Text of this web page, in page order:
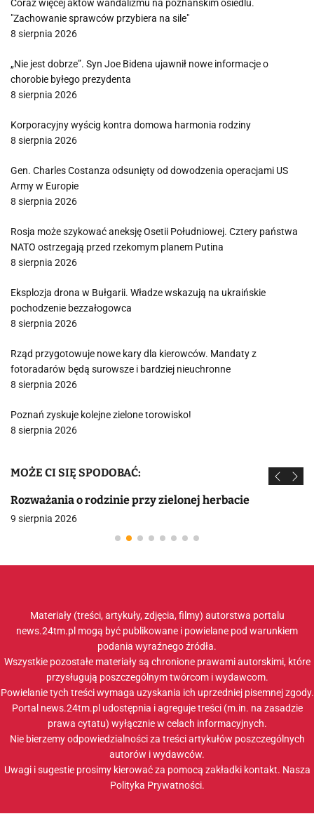
Coraz więcej aktów wandalizmu na poznańskim osiedlu.
"Zachowanie sprawców przybiera na sile"
8 sierpnia 2026
„Nie jest dobrze”. Syn Joe Bidena ujawnił nowe informacje o
chorobie byłego prezydenta
8 sierpnia 2026
Korporacyjny wyścig kontra domowa harmonia rodziny
8 sierpnia 2026
Gen. Charles Costanza odsunięty od dowodzenia operacjami US
Army w Europie
8 sierpnia 2026
Rosja może szykować aneksję Osetii Południowej. Cztery państwa
NATO ostrzegają przed rzekomym planem Putina
8 sierpnia 2026
Eksplozja drona w Bułgarii. Władze wskazują na ukraińskie
pochodzenie bezzałogowca
8 sierpnia 2026
Rząd przygotowuje nowe kary dla kierowców. Mandaty z
fotoradarów będą surowsze i bardziej nieuchronne
8 sierpnia 2026
Poznań zyskuje kolejne zielone torowisko!
8 sierpnia 2026
MOŻE CI SIĘ SPODOBAĆ:
Rozważania o rodzinie przy zielonej herbacie
9 sierpnia 2026
Materiały (treści, artykuły, zdjęcia, filmy) autorstwa portalu
news.24tm.pl mogą być publikowane i powielane pod warunkiem
podania wyraźnego źródła.
Wszystkie pozostałe materiały są chronione prawami autorskimi, które
przysługują poszczególnym twórcom i wydawcom.
Powielanie tych treści wymaga uzyskania ich uprzedniej pisemnej zgody.
Portal news.24tm.pl udostępnia i agreguje treści (m.in. na zasadzie
prawa cytatu) wyłącznie w celach informacyjnych.
Nie bierzemy odpowiedzialności za treści artykułów poszczególnych
autorów i wydawców.
Uwagi i sugestie prosimy kierować za pomocą zakładki kontakt. Nasza
Polityka Prywatności.